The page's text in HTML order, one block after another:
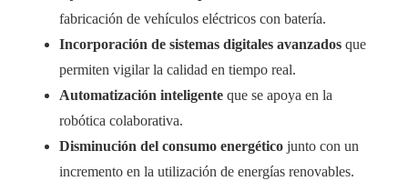
fabricación de vehículos eléctricos con batería.
Incorporación de sistemas digitales avanzados que
permiten vigilar la calidad en tiempo real.
Automatización inteligente que se apoya en la
robótica colaborativa.
Disminución del consumo energético junto con un
incremento en la utilización de energías renovables.